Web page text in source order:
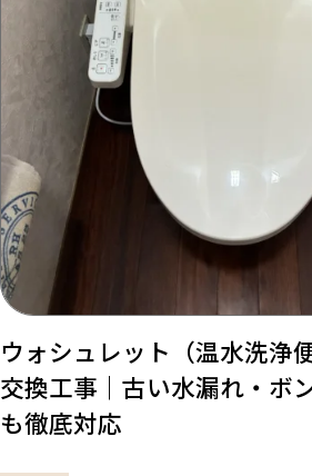
ウォシュレット（温水洗浄
交換工事｜古い水漏れ・ボ
も徹底対応